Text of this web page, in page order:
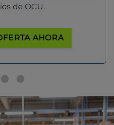
de OCU.
AHORA